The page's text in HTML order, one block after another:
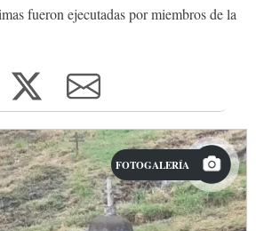
fueron ejecutadas por miembros de la
FOTOGALERÍA